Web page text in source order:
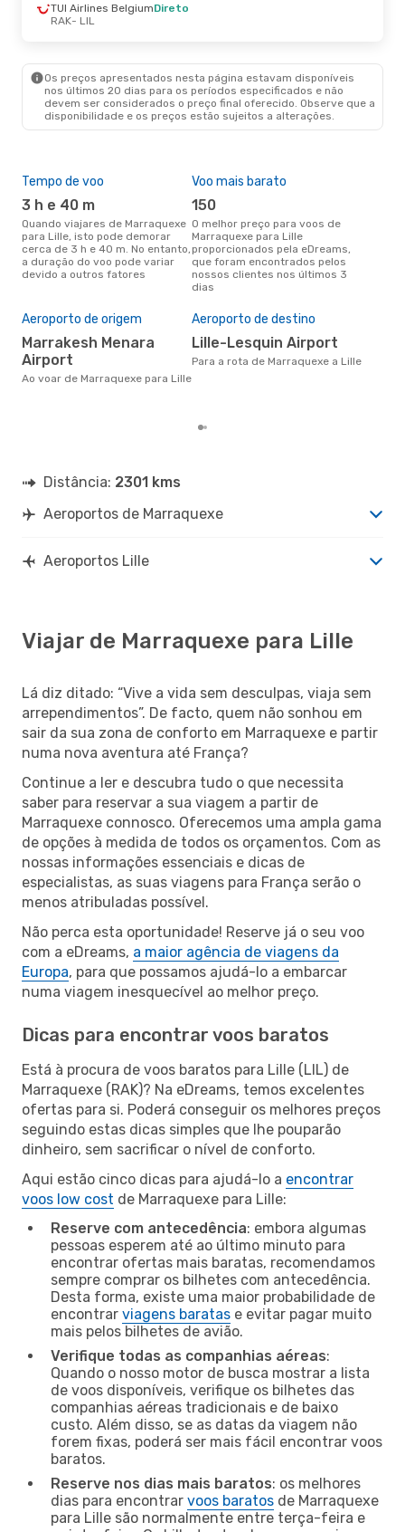
TUI Airlines BelgiumDireto
RAK- LIL
Os preços apresentados nesta página estavam disponíveis
nos últimos 20 dias para os períodos especificados e não
devem ser considerados o preço final oferecido. Observe que a
disponibilidade e os preços estão sujeitos a alterações.
Tempo de voo
3 h e 40 m
Quando viajares de Marraquexe
para Lille, isto pode demorar
cerca de 3 h e 40 m. No entanto,
a duração do voo pode variar
devido a outros fatores
Voo mais barato
150
O melhor preço para voos de
Marraquexe para Lille
proporcionados pela eDreams,
que foram encontrados pelos
nossos clientes nos últimos 3
dias
Aeroporto de origem
Marrakesh Menara
Airport
Ao voar de Marraquexe para Lille
Aeroporto de destino
Lille-Lesquin Airport
Para a rota de Marraquexe a Lille
Distância: 2301 kms
Aeroportos de Marraquexe
Aeroportos Lille
Viajar de Marraquexe para Lille
Lá diz ditado: “Vive a vida sem desculpas, viaja sem
arrependimentos”. De facto, quem não sonhou em
sair da sua zona de conforto em Marraquexe e partir
numa nova aventura até França?
Continue a ler e descubra tudo o que necessita
saber para reservar a sua viagem a partir de
Marraquexe connosco. Oferecemos uma ampla gama
de opções à medida de todos os orçamentos. Com as
nossas informações essenciais e dicas de
especialistas, as suas viagens para França serão o
menos atribuladas possível.
Não perca esta oportunidade! Reserve já o seu voo
com a eDreams, a maior agência de viagens da
Europa, para que possamos ajudá-lo a embarcar
numa viagem inesquecível ao melhor preço.
Dicas para encontrar voos baratos
Está à procura de voos baratos para Lille (LIL) de
Marraquexe (RAK)? Na eDreams, temos excelentes
ofertas para si. Poderá conseguir os melhores preços
seguindo estas dicas simples que lhe pouparão
dinheiro, sem sacrificar o nível de conforto.
Aqui estão cinco dicas para ajudá-lo a encontrar
voos low cost de Marraquexe para Lille:
Reserve com antecedência: embora algumas
pessoas esperem até ao último minuto para
encontrar ofertas mais baratas, recomendamos
sempre comprar os bilhetes com antecedência.
Desta forma, existe uma maior probabilidade de
encontrar viagens baratas e evitar pagar muito
mais pelos bilhetes de avião.
Verifique todas as companhias aéreas:
Quando o nosso motor de busca mostrar a lista
de voos disponíveis, verifique os bilhetes das
companhias aéreas tradicionais e de baixo
custo. Além disso, se as datas da viagem não
forem fixas, poderá ser mais fácil encontrar voos
baratos.
Reserve nos dias mais baratos: os melhores
dias para encontrar voos baratos de Marraquexe
para Lille são normalmente entre terça-feira e